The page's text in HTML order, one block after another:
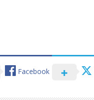
Facebook